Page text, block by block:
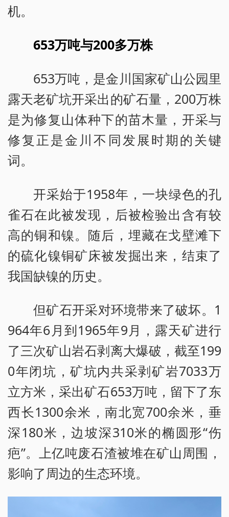
机。
653万吨与200多万株
653万吨，是金川国家矿山公园里
露天老矿坑开采出的矿石量，200万株
是为修复山体种下的苗木量，开采与
修复正是金川不同发展时期的关键
词。
开采始于1958年，一块绿色的孔
雀石在此被发现，后被检验出含有较
高的铜和镍。随后，埋藏在戈壁滩下
的硫化镍铜矿床被发掘出来，结束了
我国缺镍的历史。
但矿石开采对环境带来了破坏。1
964年6月到1965年9月，露天矿进行
了三次矿山岩石剥离大爆破，截至199
0年闭坑，矿坑内共采剥矿岩7033万
立方米，采出矿石653万吨，留下了东
西长1300余米，南北宽700余米，垂
深180米，边坡深310米的椭圆形“伤
疤”。上亿吨废石渣被堆在矿山周围，
影响了周边的生态环境。